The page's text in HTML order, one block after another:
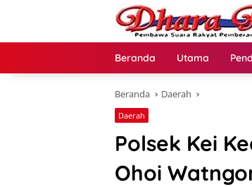
Beranda Utama
Beranda Daerah
Daerah
Polsek Kei
Ohoi